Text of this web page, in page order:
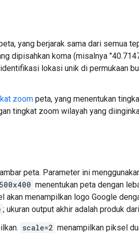
yang berjarak sama dari semua
dipisahkan koma (misalnya
lokasi unik di permukaan
zoom peta, yang menentukan
tingkat zoom wilayah yang
peta. Parameter ini
500x400 menentukan peta dengan
akan menampilkan logo Google
; ukuran output akhir adalah produk
scale=2 menampilkan piksel